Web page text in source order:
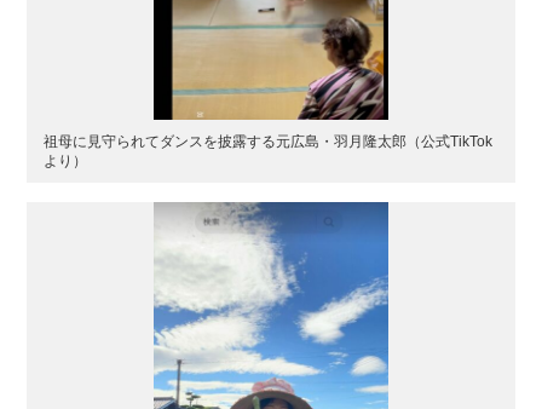
祖母に見守られてダンスを披露する元広島・羽月隆太郎（公式TikTok
より）